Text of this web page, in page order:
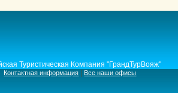
Туристическая Компания "ГрандТурВояж"
Контактная информация |Все наши офисы